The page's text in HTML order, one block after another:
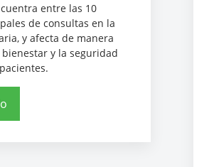
entre las 10
de consultas en la
y afecta de manera
y la seguridad